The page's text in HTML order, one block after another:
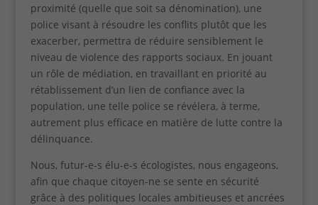
proximité (quelle que soit sa dénomination), une
police visant à résoudre les conflits plutôt que les
exacerber, permettra de réduire sensiblement le
niveau de violence des rapports sociaux. En jouant
un rôle de médiation, en travaillant en priorité au
rétablissement d’un lien de confiance avec la
population, une telle police se révélera, à terme,
autrement plus efficace en matière de lutte contre la
délinquance.
Nous, futur-e-s élu-e-s écologistes, nous engageons,
afin que chaque citoyen-ne se sente en sécurité
grâce à des politiques locales ambitieuses et ancrées
Cookies
fonctionnels
Ces cookies
techniques
permettent la
navigation
dans le site.
En particulier
sauvegarder
en matière de
cookies.